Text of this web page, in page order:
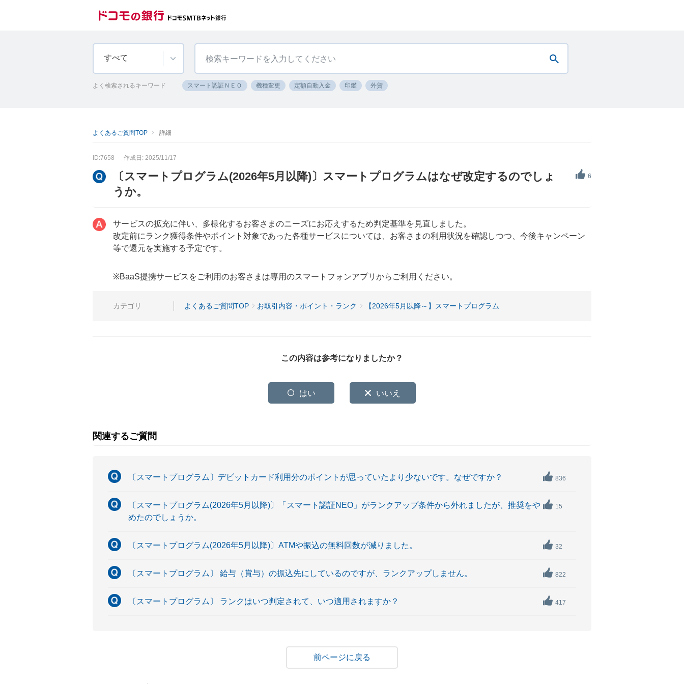
すべて
よく検索されるキーワード スマート認証ＮＥＯ 機種変更 定額自動入金 印鑑 外貨
よくあるご質問TOP 詳細
ID:7658 作成日: 2025/11/17
6
〔スマートプログラム(2026年5月以降)〕スマートプログラムはなぜ改定するのでしょ
うか。
サービスの拡充に伴い、多様化するお客さまのニーズにお応えするため判定基準を見直しました。
改定前にランク獲得条件やポイント対象であった各種サービスについては、お客さまの利用状況を確認しつつ、今後キャンペーン
等で還元を実施する予定です。
※BaaS提携サービスをご利用のお客さまは専用のスマートフォンアプリからご利用ください。
カテゴリ よくあるご質問TOP お取引内容・ポイント・ランク 【2026年5月以降～】スマートプログラム
この内容は参考になりましたか？
はい いいえ
関連するご質問
〔スマートプログラム〕デビットカード利用分のポイントが思っていたより少ないです。なぜですか？ 836
〔スマートプログラム(2026年5月以降)〕「スマート認証NEO」がランクアップ条件から外れましたが、推奨をや
めたのでしょうか。
15
〔スマートプログラム(2026年5月以降)〕ATMや振込の無料回数が減りました。 32
〔スマートプログラム〕 給与（賞与）の振込先にしているのですが、ランクアップしません。 822
〔スマートプログラム〕 ランクはいつ判定されて、いつ適用されますか？ 417
戻る